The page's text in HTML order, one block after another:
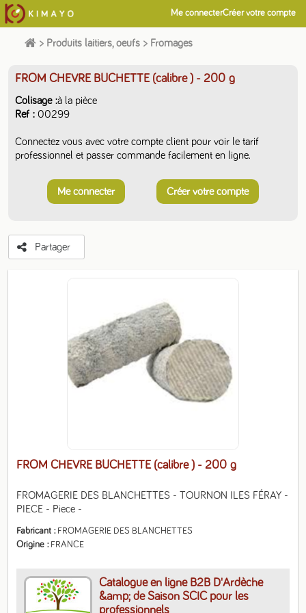
Me connecterCréer votre compte
> Produits laitiers, oeufs > Fromages
FROM CHEVRE BUCHETTE (calibre ) - 200 g
FROMAGERIE DES BLANCHETTES - TOURNON ILES FÉRAY -
PIECE - Piece -
Fabricant
FROMAGERIE DES BLANCHETTES
Origine
FRANCE
Catalogue en ligne B2B D'Ardèche
&amp; de Saison SCIC pour les
professionnels
FROM CHEVRE BUCHETTE (calibre ) - 200 g
Colisage à la pièce
Ref
00299
Connectez vous avec votre compte client pour voir le tarif
professionnel et passer commande facilement en ligne.
Me connecter Créer votre compte
Partager